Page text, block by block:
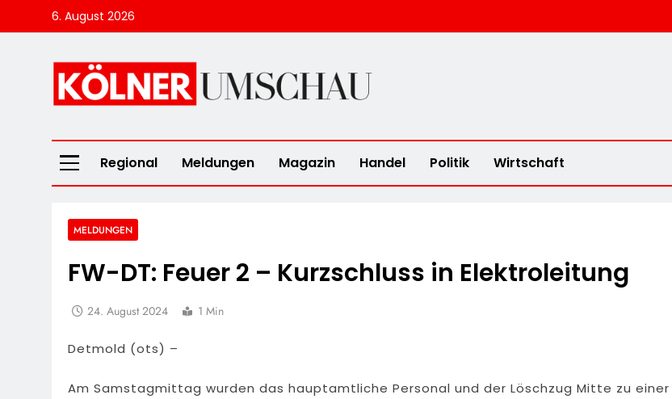
to
6. August 2026
Kölner Umschau
Regional Meldungen Magazin Handel Politik Wirtschaft
MELDUNGEN
FW-DT: Feuer 2 – Kurzschluss in Elektroleitung
24. August 2024 1 Min
Detmold (ots) –
Am Samstagmittag wurden das hauptamtliche Personal und der Löschzug Mitte zu einer